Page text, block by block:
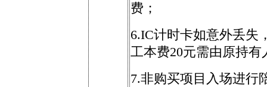
费；
6.IC计时卡如意外丢失
工本费20元需由原持有
7.非购买项目入场进行